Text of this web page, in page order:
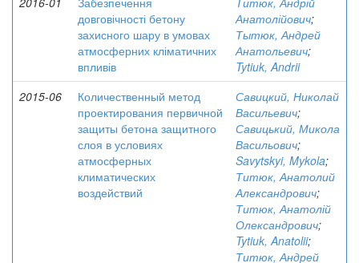
довговічності бетону
захисного шару в умовах
атмосферних кліматичних
впливів
Анатолійович;
Тытюк, Андрей
Анатольевич;
Tytiuk, Andrii
2015-06
Количественный метод
проектирования первичной
защиты бетона защитного
слоя в условиях
атмосферных
климатических
воздействий
Савицкий, Николай
Васильевич;
Савицький, Микола
Васильович;
Savytskyi, Mykola;
Титюк, Анатолий
Александрович;
Титюк, Анатолій
Олександрович;
Tytiuk, Anatolii;
Титюк, Андрей